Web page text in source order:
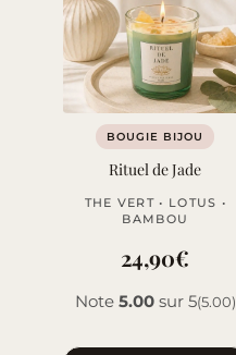
BOUGIE BIJOU
Rituel de Jade
THE VERT • LOTUS •
BAMBOU
24,90€
Note 5.00sur 5(5.00)